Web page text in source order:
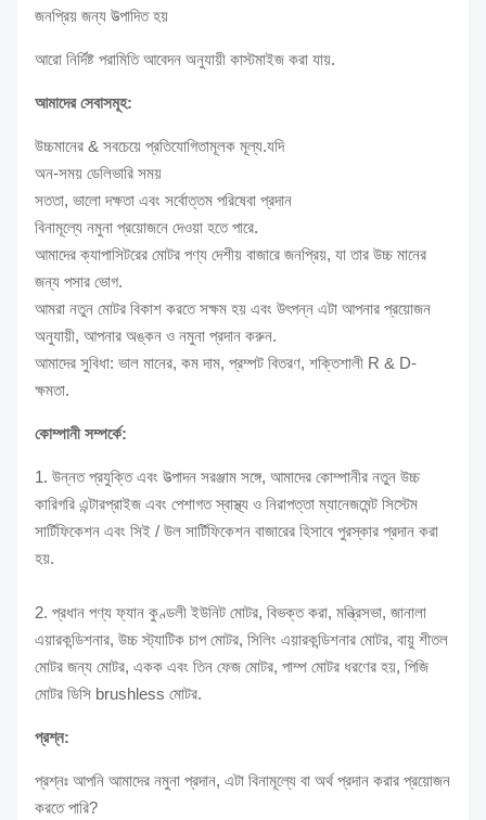
জনপ্রিয় জন্য উত্পাদিত হয়
আরো নির্দিষ্ট পরামিতি আবেদন অনুযায়ী কাস্টমাইজ করা যায়.
আমাদের সেবাসমূহ:
উচ্চমানের & সবচেয়ে প্রতিযোগিতামূলক মূল্য.যদি
অন-সময় ডেলিভারি সময়
সততা, ভালো দক্ষতা এবং সর্বোত্তম পরিষেবা প্রদান
বিনামূল্যে নমুনা প্রয়োজনে দেওয়া হতে পারে.
আমাদের ক্যাপাসিটরের মোটর পণ্য দেশীয় বাজারে জনপ্রিয়, যা তার উচ্চ মানের
জন্য পসার ভোগ.
আমরা নতুন মোটর বিকাশ করতে সক্ষম হয় এবং উৎপন্ন এটা আপনার প্রয়োজন
অনুযায়ী, আপনার অঙ্কন ও নমুনা প্রদান করুন.
আমাদের সুবিধা: ভাল মানের, কম দাম, প্রম্পট বিতরণ, শক্তিশালী R & D-
ক্ষমতা.
কোম্পানী সম্পর্কে:
1. উন্নত প্রযুক্তি এবং উত্পাদন সরঞ্জাম সঙ্গে, আমাদের কোম্পানীর নতুন উচ্চ
কারিগরি এন্টারপ্রাইজ এবং পেশাগত স্বাস্থ্য ও নিরাপত্তা ম্যানেজমেন্ট সিস্টেম
সার্টিফিকেশন এবং সিই / উল সার্টিফিকেশন বাজারের হিসাবে পুরস্কার প্রদান করা
হয়.
2. প্রধান পণ্য ফ্যান কুণ্ডলী ইউনিট মোটর, বিভক্ত করা, মন্ত্রিসভা, জানালা
এয়ারকন্ডিশনার, উচ্চ স্ট্যাটিক চাপ মোটর, সিলিং এয়ারকন্ডিশনার মোটর, বায়ু শীতল
মোটর জন্য মোটর, একক এবং তিন ফেজ মোটর, পাম্প মোটর ধরণের হয়, পিজি
মোটর ডিসি brushless মোটর.
প্রশ্ন:
প্রশ্নঃ আপনি আমাদের নমুনা প্রদান, এটা বিনামূল্যে বা অর্থ প্রদান করার প্রয়োজন
করতে পারি?